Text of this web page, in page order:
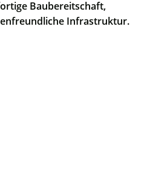
Baubereitschaft,
Infrastruktur.